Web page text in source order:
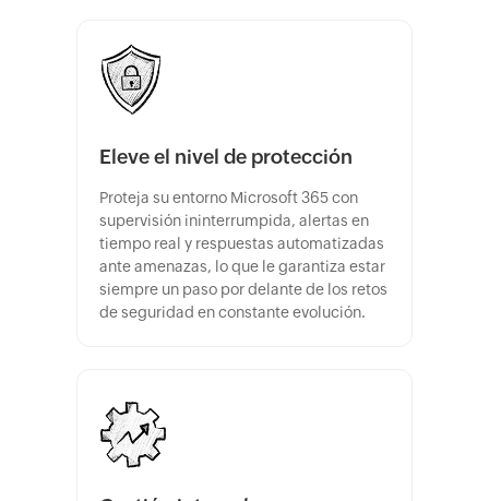
Eleve el nivel de protección
Proteja su entorno Microsoft 365 con
supervisión ininterrumpida, alertas en
tiempo real y respuestas automatizadas
ante amenazas, lo que le garantiza estar
siempre un paso por delante de los retos
de seguridad en constante evolución.